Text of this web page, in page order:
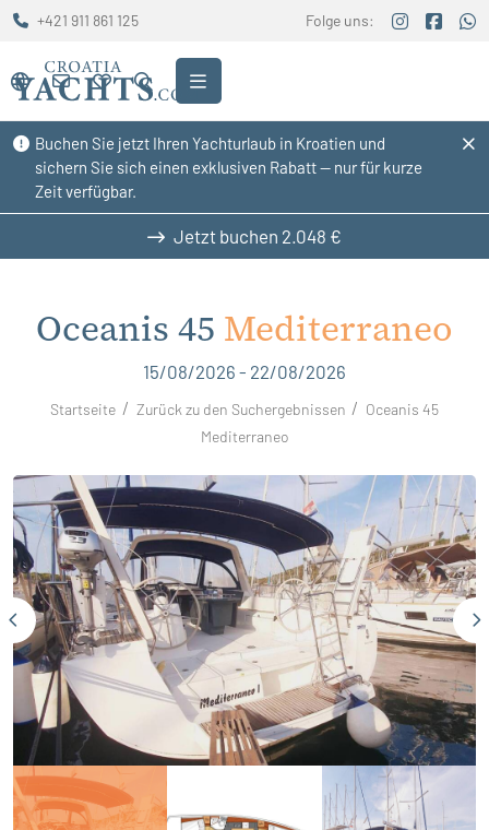
Buchen Sie jetzt Ihren Yachturlaub in Kroatien und
sichern Sie sich einen exklusiven Rabatt — nur für kurze
Zeit verfügbar.
+421 911 861 125 Folge uns:
Jetzt buchen 2.048 €
Oceanis 45 Mediterraneo
15/08/2026 - 22/08/2026
Startseite Zurück zu den Suchergebnissen
Oceanis 45
Mediterraneo